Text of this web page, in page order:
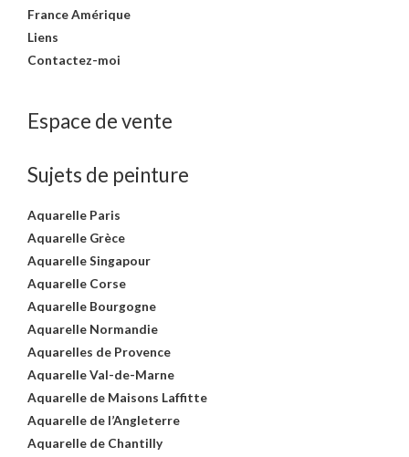
France Amérique
Liens
Contactez-moi
Espace de vente
Sujets de peinture
Aquarelle Paris
Aquarelle Grèce
Aquarelle Singapour
Aquarelle Corse
Aquarelle Bourgogne
Aquarelle Normandie
Aquarelles de Provence
Aquarelle Val-de-Marne
Aquarelle de Maisons Laffitte
Aquarelle de l’Angleterre
Aquarelle de Chantilly